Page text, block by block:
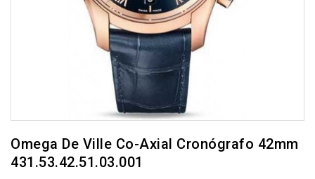
Omega De Ville Co-Axial Cronógrafo 42mm
431.53.42.51.03.001